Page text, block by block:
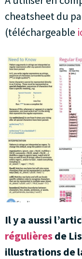
cheatsheet du
(téléchargeable
Il y a aussi
régulièresde
illustrations de